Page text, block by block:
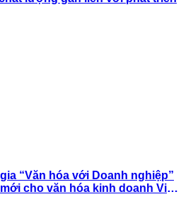
“Văn hóa với Doanh nghiệp”
cho văn hóa kinh doanh Việt